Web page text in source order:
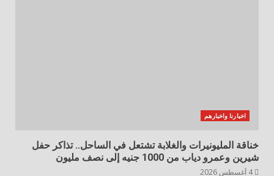
اخبارنا واخبارهم
خناقة المليونيرات والغلابة تشتعل في الساحل.. تذاكر حفل
شيرين وعمرو دياب من 1000 جنيه إلى نصف مليون